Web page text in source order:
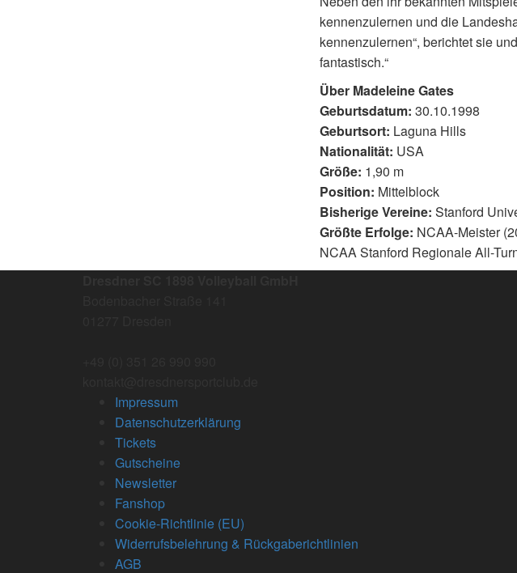
kennenzulernen und die
kennenzulernen“, berichtet sie
fantastisch.“
Über Madeleine Gates
Geburtsdatum: 30.10.1998
Geburtsort: Laguna Hills
Nationalität: USA
Größe: 1,90 m
Position: Mittelblock
Bisherige Vereine: Stanford
Größte Erfolge: NCAA-Meister
NCAA Stanford Regionale All-
Impressum
Datenschutzerklärung
Tickets
Gutscheine
Newsletter
Fanshop
Cookie-Richtlinie (EU)
Widerrufsbelehrung & Rückgaberichtlinien
AGB